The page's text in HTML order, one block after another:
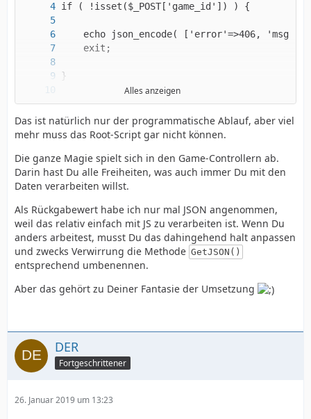
echo $Game->Process( $_POST )->GetJSON();
Alles anzeigen
Das ist natürlich nur der programmatische Ablauf, aber viel
mehr muss das Root-Script gar nicht können.
Die ganze Magie spielt sich in den Game-Controllern ab.
Darin hast Du alle Freiheiten, was auch immer Du mit den
Daten verarbeiten willst.
Als Rückgabewert habe ich nur mal JSON angenommen,
weil das relativ einfach mit JS zu verarbeiten ist. Wenn Du
anders arbeitest, musst Du das dahingehend halt anpassen
und zwecks Verwirrung die Methode GetJSON()
entsprechend umbenennen.
Aber das gehört zu Deiner Fantasie der Umsetzung
DER
Fortgeschrittener
26. Januar 2019 um 13:23